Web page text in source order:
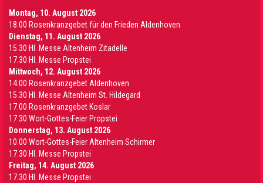
Montag, 10. August 2026
18.00 Rosenkranzgebet für den Frieden Aldenhoven
Dienstag, 11. August 2026
15.30 Hl. Messe Altenheim Zitadelle
17.30 Hl. Messe Propstei
Mittwoch, 12. August 2026
14.00 Rosenkranzgebet Aldenhoven
15.30 Hl. Messe Altenheim St. Hildegard
17.00 Rosenkranzgebet Koslar
17.30 Wort-Gottes-Feier Propstei
Donnerstag, 13. August 2026
10.00 Wort-Gottes-Feier Altenheim Schirmer
17.30 Hl. Messe Propstei
Freitag, 14. August 2026
17.30 Hl. Messe Propstei